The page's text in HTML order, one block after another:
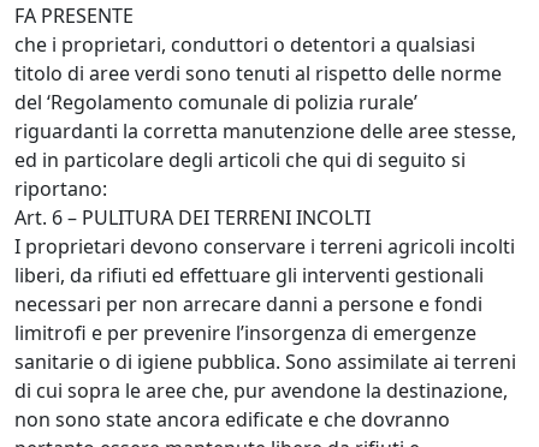
FA PRESENTE
che i proprietari, conduttori o detentori a qualsiasi
titolo di aree verdi sono tenuti al rispetto delle norme
del ‘Regolamento comunale di polizia rurale’
riguardanti la corretta manutenzione delle aree stesse,
ed in particolare degli articoli che qui di seguito si
riportano:
Art. 6 – PULITURA DEI TERRENI INCOLTI
I proprietari devono conservare i terreni agricoli incolti
liberi, da rifiuti ed effettuare gli interventi gestionali
necessari per non arrecare danni a persone e fondi
limitrofi e per prevenire l’insorgenza di emergenze
sanitarie o di igiene pubblica. Sono assimilate ai terreni
di cui sopra le aree che, pur avendone la destinazione,
non sono state ancora edificate e che dovranno